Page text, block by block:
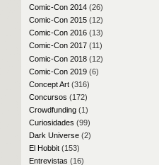
Comic-Con 2014(26)
Comic-Con 2015(12)
Comic-Con 2016(13)
Comic-Con 2017(11)
Comic-Con 2018(12)
Comic-Con 2019(6)
Concept Art(316)
Concursos (172)
Crowdfunding(1)
Curiosidades (99)
Dark Universe(2)
El Hobbit(153)
Entrevistas (16)